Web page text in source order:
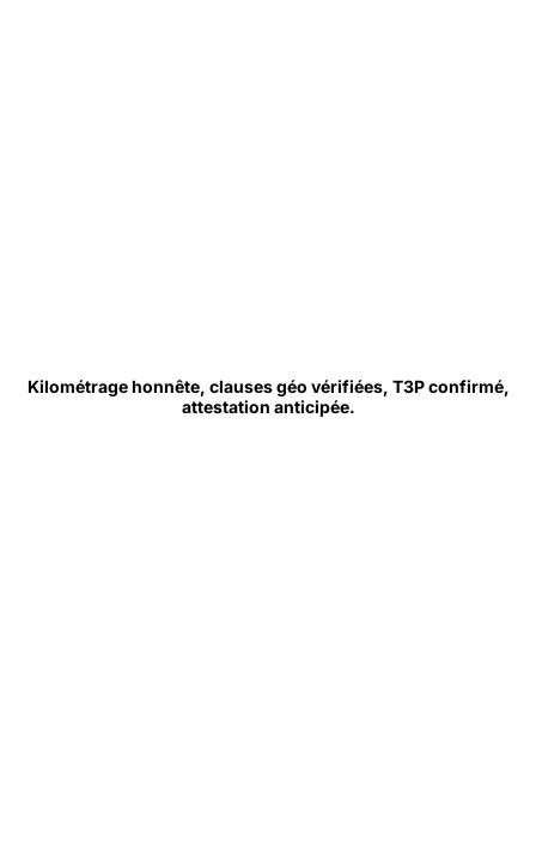
Kilométrage honnête, clauses géo vérifiées, T3P confirmé,
attestation anticipée.